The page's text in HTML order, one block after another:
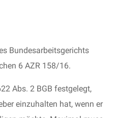
Bundesarbeitsgerichts
6 AZR 158/16.
Abs. 2 BGB festgelegt,
einzuhalten hat, wenn er